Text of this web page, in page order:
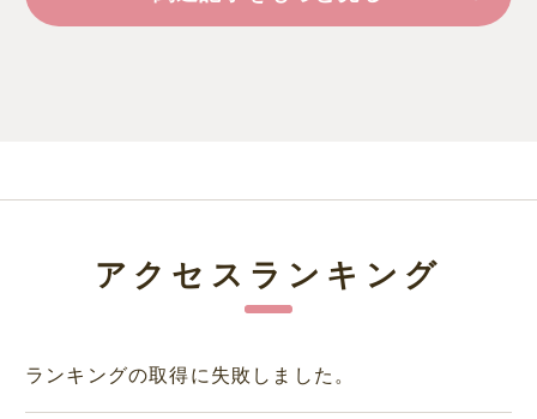
アクセスランキング
ランキングの取得に失敗しました。